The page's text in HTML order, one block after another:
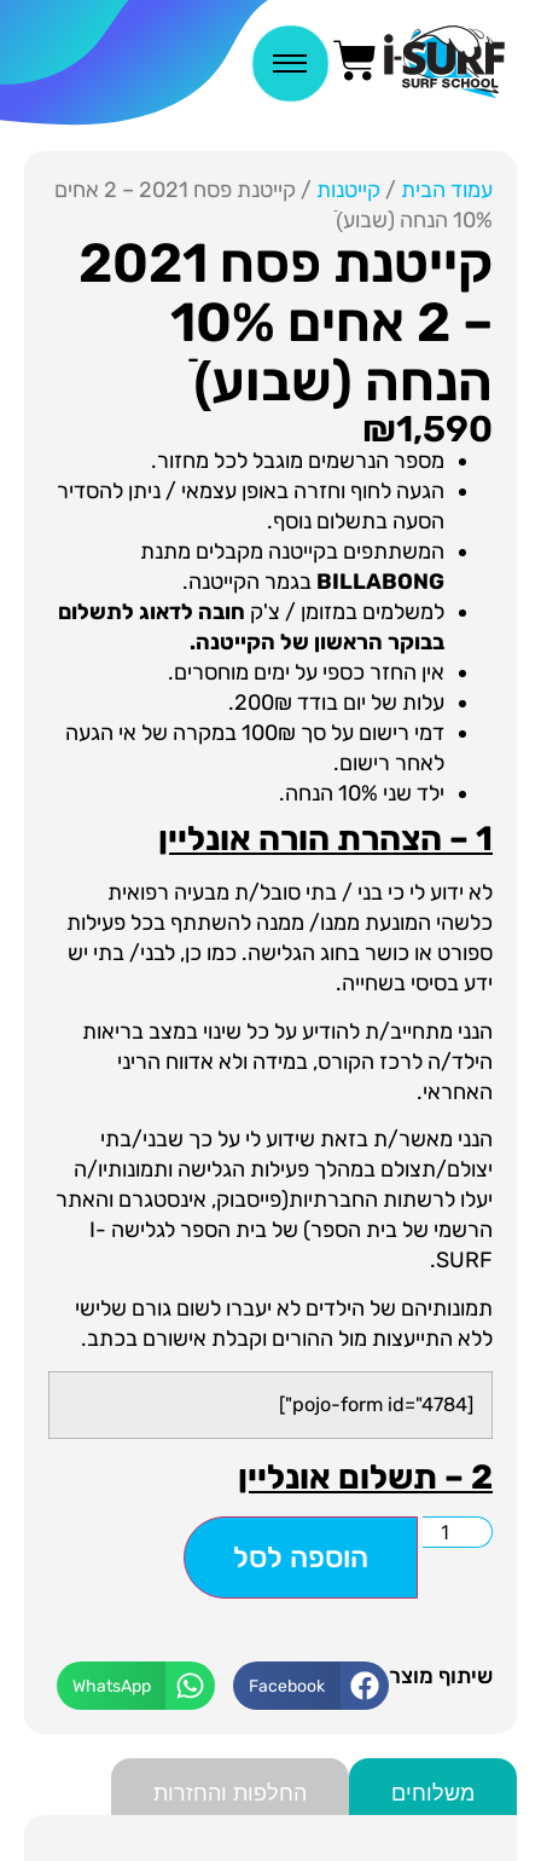
עמוד הבית / קייטנות
/ קייטנת פסח 2021 – 2 אחים
10% הנחה (שבוע)ֿ
קייטנת פסח 2021
– 2 אחים 10%
הנחה (שבוע)ֿ
₪1,590
מספר הנרשמים מוגבל לכל מחזור.
הגעה לחוף וחזרה באופן עצמאי / ניתן להסדיר
הסעה בתשלום נוסף.
המשתתפים בקייטנה מקבלים מתנת
BILLABONG בגמר הקייטנה.
למשלמים במזומן / צ'ק חובה לדאוג לתשלום
בבוקר הראשון של הקייטנה.
אין החזר כספי על ימים מוחסרים.
עלות של יום בודד 200₪.
דמי רישום על סך 100₪ במקרה של אי הגעה
לאחר רישום.
ילד שני 10% הנחה.
1 – הצהרת הורה אונליין
לא ידוע לי כי בני / בתי סובל/ת מבעיה רפואית
כלשהי המונעת ממנו/ ממנה להשתתף בכל פעילות
ספורט או כושר בחוג הגלישה. כמו כן, לבני/ בתי יש
ידע בסיסי בשחייה.
הנני מתחייב/ת להודיע על כל שינוי במצב בריאות
הילד/ה לרכז הקורס, במידה ולא אדווח הריני
האחראי.
הנני מאשר/ת בזאת שידוע לי על כך שבני/בתי
יצולם/תצולם במהלך פעילות הגלישה ותמונותיו/ה
יעלו לרשתות החברתיות(פייסבוק, אינסטגרם והאתר
הרשמי של בית הספר) של בית הספר לגלישה I-
SURF.
תמונותיהם של הילדים לא יעברו לשום גורם שלישי
ללא התייעצות מול ההורים וקבלת אישורם בכתב.
[pojo-form id="4784"]
2 – תשלום אונליין
הוספה לסל
שיתוף מוצר Facebook
WhatsApp
משלוחים החלפות והחזרות